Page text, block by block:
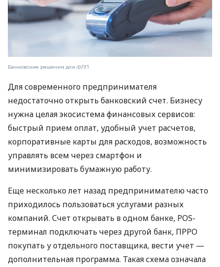
Банковские решения для ФЛП
Для современного предпринимателя
недостаточно открыть банковский счет. Бизнесу
нужна целая экосистема финансовых сервисов:
быстрый прием оплат, удобный учет расчетов,
корпоративные карты для расходов, возможность
управлять всем через смартфон и
минимизировать бумажную работу.
Еще несколько лет назад предпринимателю часто
приходилось пользоваться услугами разных
компаний. Счет открывать в одном банке, POS-
терминал подключать через другой банк, ПРРО
покупать у отдельного поставщика, вести учет —
дополнительная программа. Такая схема означала